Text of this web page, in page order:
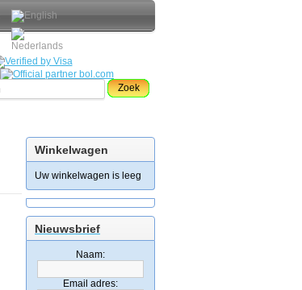
Zoek
Winkelwagen
Uw winkelwagen is leeg
Nieuwsbrief
Naam:
Email adres: